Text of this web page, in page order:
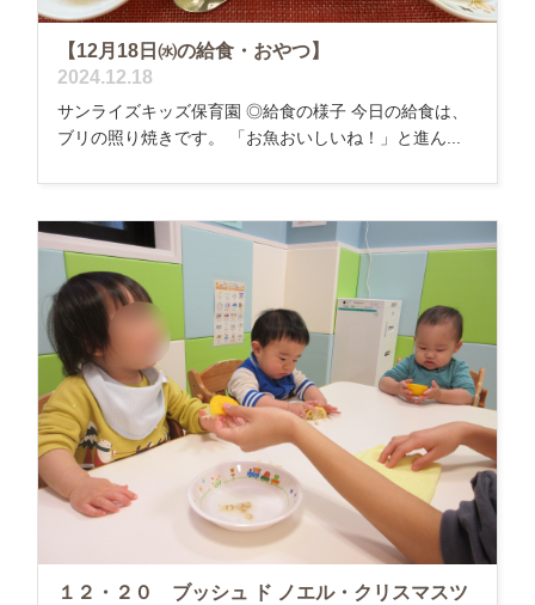
【12月18日㈬の給食・おやつ】
2024.12.18
サンライズキッズ保育園 ◎給食の様子 今日の給食は、
ブリの照り焼きです。 「お魚おいしいね！」と進ん...
１２・２０ ブッシュ ド ノエル・クリスマスツ